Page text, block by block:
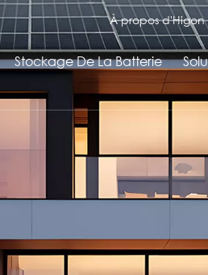
À propos d'Higon
Stockage De La Batterie